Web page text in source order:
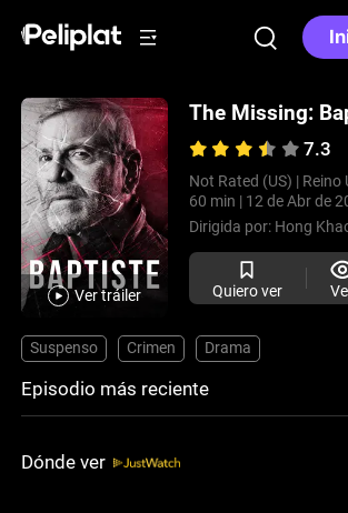
Ver tráiler
The Missing:
7.3
Not Rated (US) | Reino
60 min | 12 de Abr de
Dirigida por: Hong
Quiero ver
Suspenso Crimen Drama
Episodio más reciente
Dónde ver